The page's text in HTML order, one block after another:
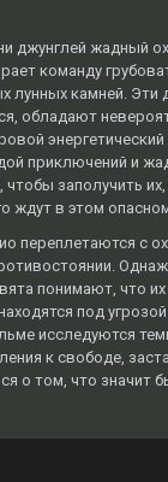
джунглей жадный
команду
лунных камней. Эти
обладают
энергетический
приключений и
чтобы заполучить
ждут в этом
переплетаются с
понимают, что их
под
исследуются
к свободе,
о том, что значит